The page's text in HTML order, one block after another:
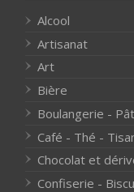
Alcool
Artisanat
Art
Bière
Boulangerie -
Café - Thé -
Chocolat et
Confiserie -